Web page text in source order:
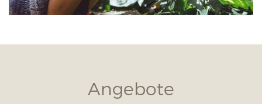
Angebote